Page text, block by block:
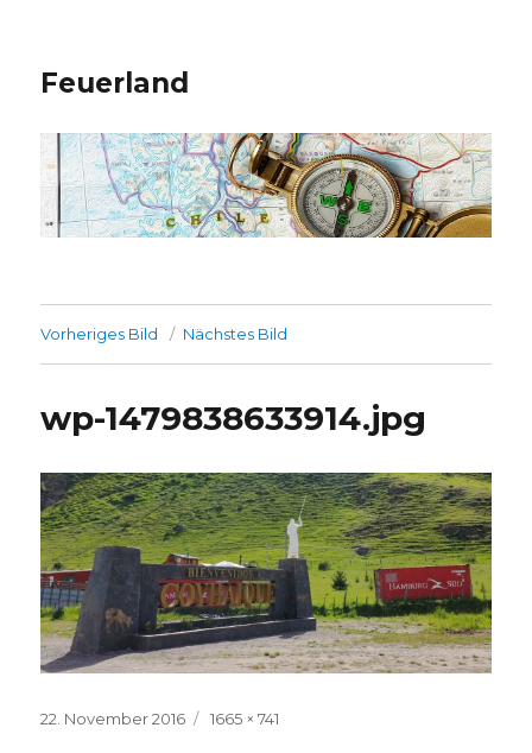
Feuerland
Vorheriges Bild Nächstes Bild
wp-1479838633914.jpg
Veröffentlicht
22. November 2016
Volle
1665 × 741